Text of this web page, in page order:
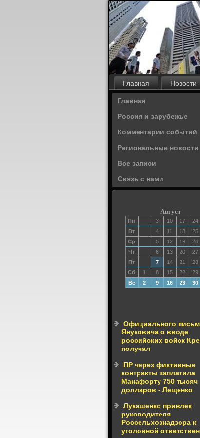
Главная Новости
Главная
Россия и зарубежье
Комментарии событий
Региональные новости
Все записи
Связь с нами
Август
Пн 3 10 17 24
Вт
4 11 18
25
Ср
5 12 19
26
Чт
6 13 20
27
Пт
7 14 21
28
Сб
1 8 15 22
29
Вс
2 9 16 23 30
Официального
Януковича о вводе
российских войск
получал
ПР через фиктивные
контракты заплатила
Манафорту 750 тысяч
долларов - Лещенко
Лукашенко привлек
руководителя
Россельхознадзора к
уголовной